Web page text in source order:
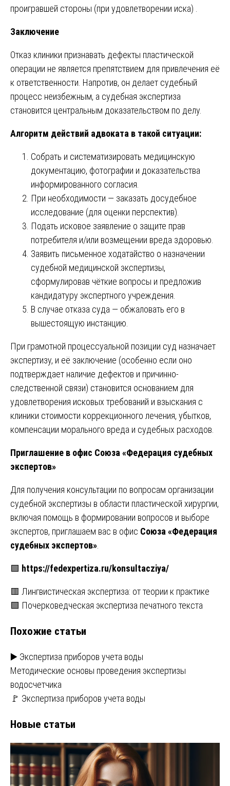
проигравшей стороны (при удовлетворении иска) .
Заключение
Отказ клиники признавать дефекты пластической
операции не является препятствием для привлечения её
к ответственности. Напротив, он делает судебный
процесс неизбежным, а судебная экспертиза
становится центральным доказательством по делу.
Алгоритм действий адвоката в такой ситуации:
Собрать и систематизировать медицинскую
документацию, фотографии и доказательства
информированного согласия.
При необходимости — заказать досудебное
исследование (для оценки перспектив).
Подать исковое заявление о защите прав
потребителя и/или возмещении вреда здоровью.
Заявить письменное ходатайство о назначении
судебной медицинской экспертизы,
сформулировав чёткие вопросы и предложив
кандидатуру экспертного учреждения.
В случае отказа суда — обжаловать его в
вышестоящую инстанцию.
При грамотной процессуальной позиции суд назначает
экспертизу, и её заключение (особенно если оно
подтверждает наличие дефектов и причинно-
следственной связи) становится основанием для
удовлетворения исковых требований и взыскания с
клиники стоимости коррекционного лечения, убытков,
компенсации морального вреда и судебных расходов.
Приглашение в офис Союза «Федерация судебных
экспертов»
Для получения консультации по вопросам организации
судебной экспертизы в области пластической хирургии,
включая помощь в формировании вопросов и выборе
экспертов, приглашаем вас в офис Союза «Федерация
судебных экспертов»
🟩 https://fedexpertiza.ru/konsultacziya/
Навигация
записям
🟥 Лингвистическая экспертиза: от теории к практике
🟩 Почерковедческая экспертиза печатного текста
Похожие статьи
▶️ Экспертиза приборов учета воды
Методические основы проведения экспертизы
водосчетчика
🚩 Экспертиза приборов учета воды
Новые статьи